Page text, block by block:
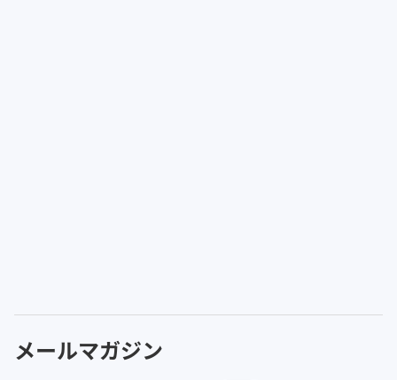
メールマガジン